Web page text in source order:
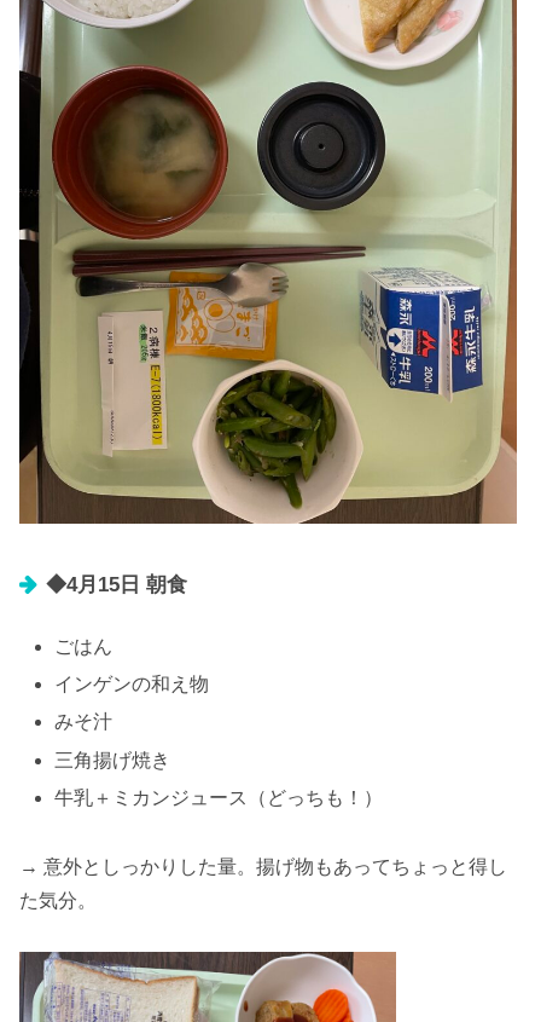
◆4月15日 朝食
ごはん
インゲンの和え物
みそ汁
三角揚げ焼き
牛乳＋ミカンジュース（どっちも！）
→ 意外としっかりした量。揚げ物もあってちょっと得し
た気分。